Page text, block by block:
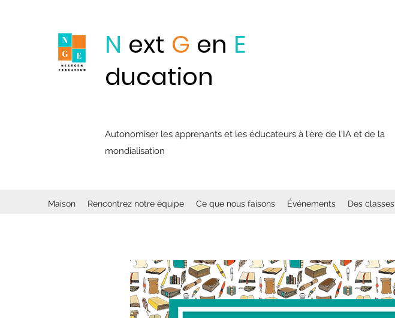
N ext G en E
ducation
Autonomiser les apprenants et les éducateurs à l'ère de l'IA et de la
mondialisation
Maison Rencontrez notre équipe Ce que nous faisons Événements Des classes